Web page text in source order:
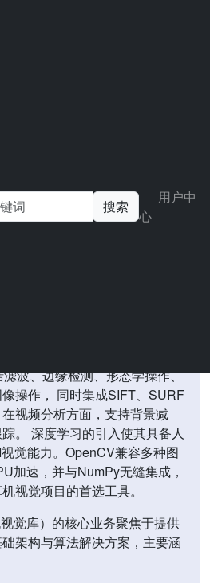
搜索
用户中
心
础入门
Computer Vision Library）是
视觉库， 广泛应用于图像处
领域。作为Python生态中最强
提供了超过2500种优化算
高效的C++底层实现与简洁的
时图像处理需求。
波、边缘检测、形态学操作、
操作， 同时集成SIFT、SURF
视频分析方面，支持背景减
。 深度学习的引入使其具备人
觉能力。OpenCV兼容多种图
加速，并与NumPy无缝集成，
视觉项目的首选工具。
觉库）的核心业务聚焦于提供
架构与算法解决方案，主要涵